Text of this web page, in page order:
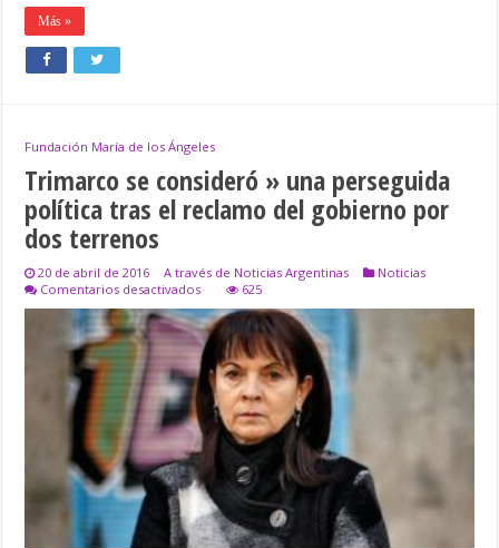
Más »
Fundación María de los Ángeles
Trimarco se consideró » una perseguida
política tras el reclamo del gobierno por
dos terrenos
20 de abril de 2016 A través de Noticias Argentinas
Noticias
Comentarios desactivadosen
se
consideró
»
una
perseguida
política
tras
el
reclamo
del
gobierno
por
dos
terrenos
625